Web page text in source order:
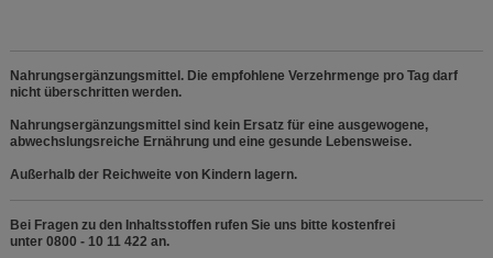
Nahrungsergänzungsmittel. Die empfohlene Verzehrmenge pro Tag darf
nicht überschritten werden.
Nahrungsergänzungsmittel sind kein Ersatz für eine ausgewogene,
abwechslungsreiche Ernährung und eine gesunde Lebensweise.
Außerhalb der Reichweite von Kindern lagern.
Bei Fragen zu den Inhaltsstoffen rufen Sie uns bitte kostenfrei
unter 0800 - 10 11 422 an.